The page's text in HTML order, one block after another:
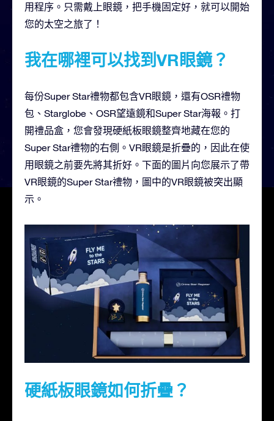
用程序。只需戴上眼鏡，把手機固定好，就可以開始
您的太空之旅了！
我在哪裡可以找到VR眼鏡？
每份Super Star禮物都包含VR眼鏡，還有OSR禮物
包、Starglobe、OSR望遠鏡和Super Star海報。打
開禮品盒，您會發現硬紙板眼鏡整齊地藏在您的
Super Star禮物的右側。VR眼鏡是折疊的，因此在使
用眼鏡之前要先將其折好。下面的圖片向您展示了帶
VR眼鏡的Super Star禮物，圖中的VR眼鏡被突出顯
示。
硬紙板眼鏡如何折疊？